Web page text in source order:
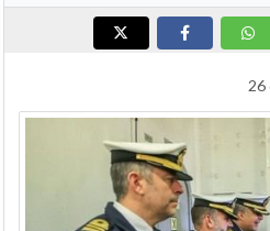
26